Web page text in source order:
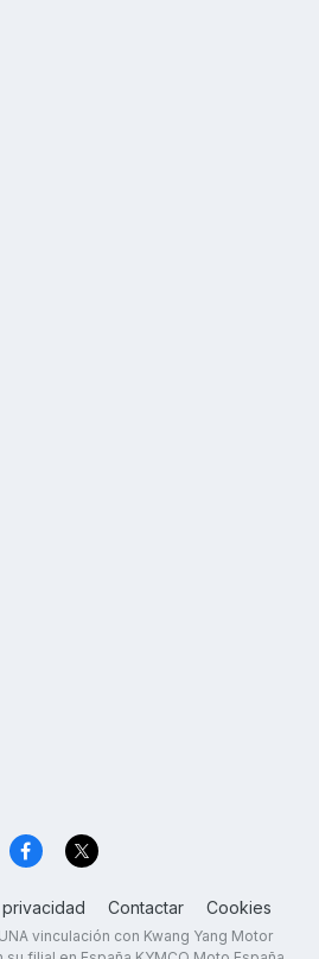
Contactar Cookies
vinculación con Kwang Yang Motor